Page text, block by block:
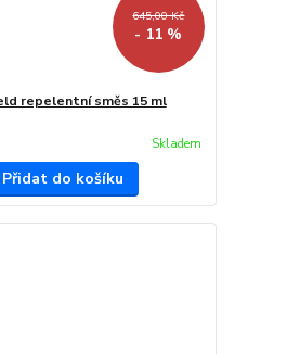
645,00 Kč
- 11 %
repelentní směs 15 ml
Skladem
Přidat do košíku